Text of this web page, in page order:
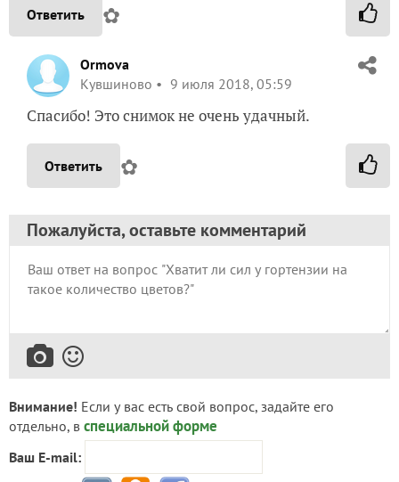
Ответить ✿
Ormova
Кувшиново
9 июля 2018, 05:59
Спасибо! Это снимок не очень удачный.
Ответить ✿
Пожалуйста, оставьте комментарий
Внимание! Если у вас есть свой вопрос, задайте его
отдельно, в специальной форме
Ваш E-mail: